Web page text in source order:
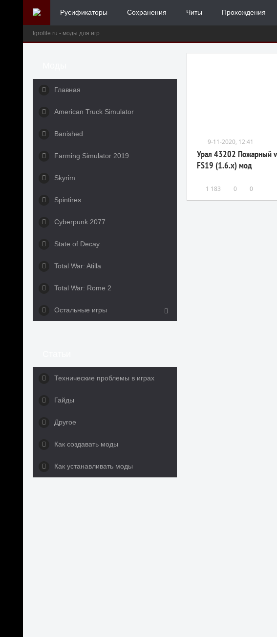
Русификаторы Сохранения Читы Прохождения
Igrofile.ru - моды для игр
Главная
American Truck Simulator
Banished
Farming Simulator 2019
Skyrim
Spintires
Cyberpunk 2077
State of Decay
Total War: Atilla
Total War: Rome 2
Остальные игры
Технические проблемы в играх
Гайды
Другое
Как создавать моды
Как устанавливать моды
9-11-2020, 12:41
Урал 43202 Пожарный
FS19 (1.6.x) мод
1 183 0 0